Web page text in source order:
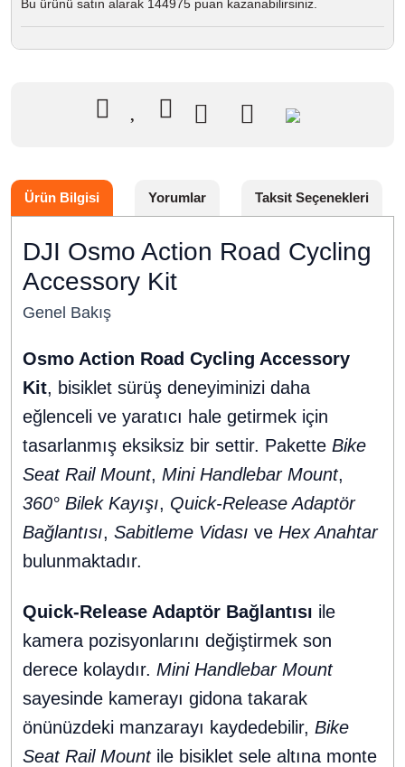
Bu ürünü satın alarak 144975 puan kazanabilirsiniz.
Ürün Bilgisi Yorumlar Taksit Seçenekleri
DJI Osmo Action Road Cycling
Accessory Kit
Genel Bakış
Osmo Action Road Cycling Accessory
Kit, bisiklet sürüş deneyiminizi daha
eğlenceli ve yaratıcı hale getirmek için
tasarlanmış eksiksiz bir settir. Pakette Bike
Seat Rail Mount, Mini Handlebar Mount,
360° Bilek Kayışı, Quick-Release Adaptör
Bağlantısı, Sabitleme Vidası ve Hex Anahtar
bulunmaktadır.
Quick-Release Adaptör Bağlantısı ile
kamera pozisyonlarını değiştirmek son
derece kolaydır. Mini Handlebar Mount
sayesinde kamerayı gidona takarak
önünüzdeki manzarayı kaydedebilir, Bike
Seat Rail Mountile bisiklet sele altına monte